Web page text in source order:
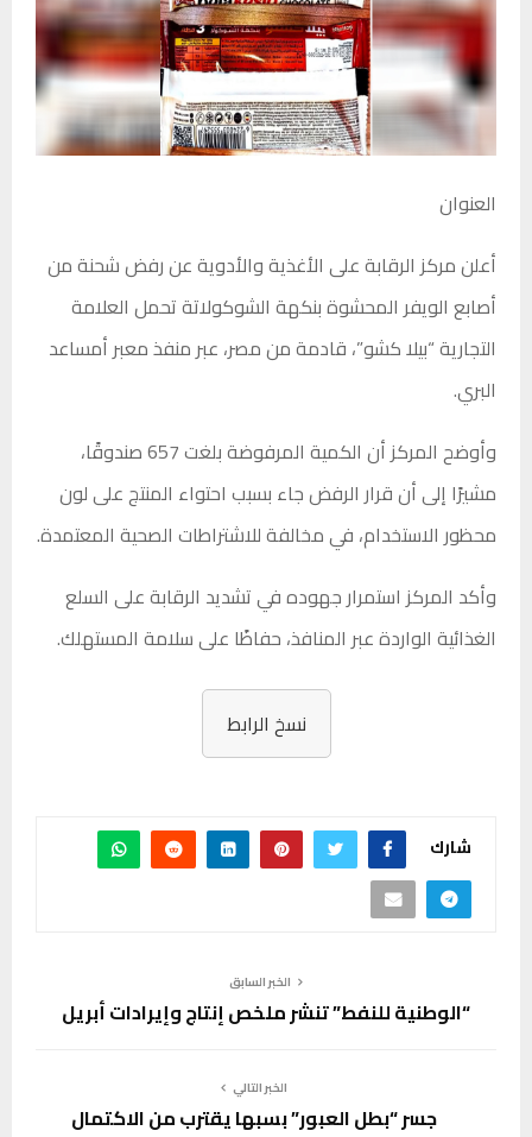
العنوان
أعلنمركز الرقابة على الأغذية والأدويةعن رفض شحنة من
أصابع الويفر المحشوة بنكهة الشوكولاتة تحمل العلامة
التجارية “بيلا كشو”، قادمة من مصر، عبر منفذمعبر أمساعد
البري.
وأوضح المركز أن الكمية المرفوضة بلغت 657 صندوقًا،
مشيرًا إلى أن قرار الرفض جاء بسبب احتواء المنتج على لون
محظور الاستخدام، في مخالفة للاشتراطات الصحية المعتمدة.
وأكد المركز استمرار جهوده في تشديد الرقابة على السلع
الغذائية الواردة عبر المنافذ، حفاظًا على سلامة المستهلك.
نسخ الرابط
شارك
الخبر السابق
“الوطنية للنفط” تنشر ملخص إنتاج وإيرادات أبريل
الخبر التالي
جسر “بطل العبور” بسبها يقترب من الاكتمال